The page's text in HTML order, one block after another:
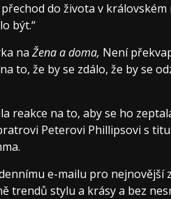
do života v
být.“
na Žena a doma, Není
to, že by se zdálo, že by se
reakce na to, aby se ho
Peterovi Phillipsovi s
e-mailu pro nejnovější
trendů stylu a krásy a bez